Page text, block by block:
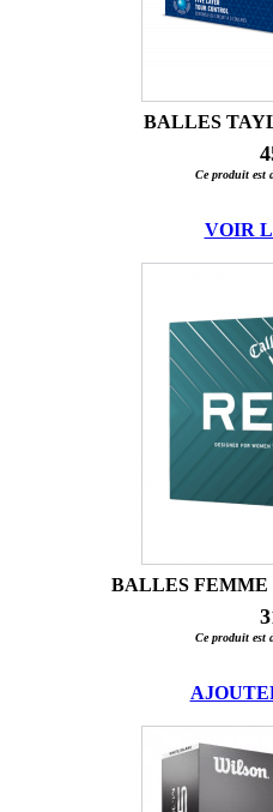
BALLES
Ce produit est
VOIR
BALLES FEMME
Ce produit est